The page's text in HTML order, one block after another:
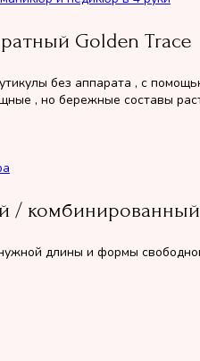
Golden Trace
без аппарата , с
, но бережные составы
/ комбинированный
длины и формы